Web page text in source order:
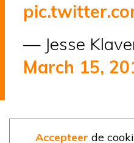
— Jesse
March 15,
Accepteer de